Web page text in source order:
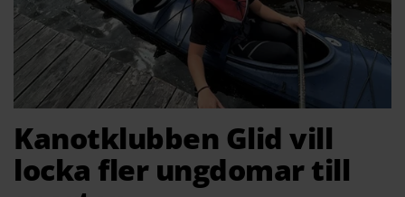
Kanotklubben Glid vill
locka fler ungdomar till